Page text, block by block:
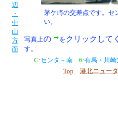
辺
・
中
山
方
面
茅ケ崎の交差点です。セ
い。
写真上の を クリックして
す。
C:センタ－南 6:有馬・川崎
Top
港北ニュー